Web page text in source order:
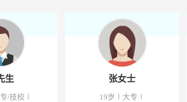
生
/技校
张女士
19岁 大专